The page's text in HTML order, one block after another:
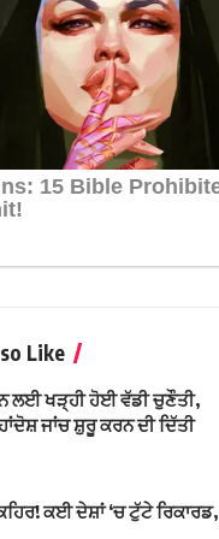
Like
ਲਈ ਖੜ੍ਹੀ ਹੋਈ ਵੱਡੀ ਚੁਣੌਤੀ,
ਜਾਂਚ ਸ਼ੁਰੂ ਕਰਨ ਦੀ ਦਿੱਤੀ
ਕਈ ਦੇਸ਼ਾਂ ‘ਚ ਟੁੱਟੇ ਰਿਕਾਰਡ,